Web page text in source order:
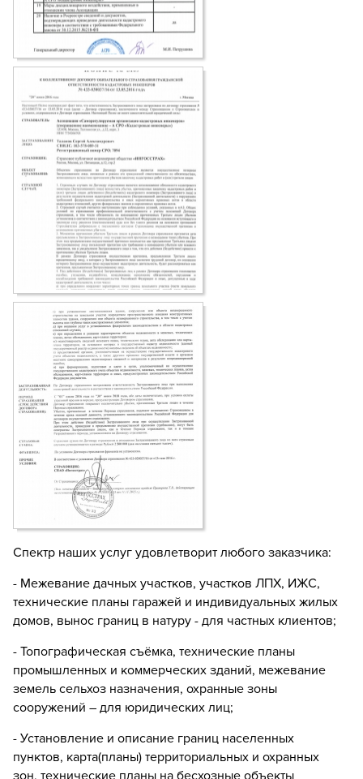
Спектр наших услуг удовлетворит любого заказчика:
- Межевание дачных участков, участков ЛПХ, ИЖС,
технические планы гаражей и индивидуальных жилых
домов, вынос границ в натуру - для частных клиентов;
- Топографическая съёмка, технические планы
промышленных и коммерческих зданий, межевание
земель сельхоз назначения, охранные зоны
сооружений – для юридических лиц;
- Установление и описание границ населенных
пунктов, карта(планы) территориальных и охранных
зон, технические планы на бесхозные объекты